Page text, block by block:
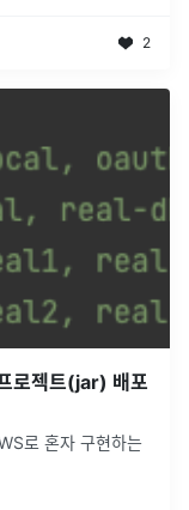
2
로젝트(jar) 배포
로 혼자 구현하는